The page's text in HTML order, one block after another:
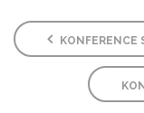
KONFERENCE